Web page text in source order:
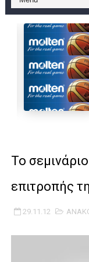
B ΕΦΗΒΩΝ F4 :
Στην National
Live streaming
Β΄ ΕΦΗΒΩΝ F4 :
TEΛΙΚΟΣ
Το
επιτροπής
29.11.12